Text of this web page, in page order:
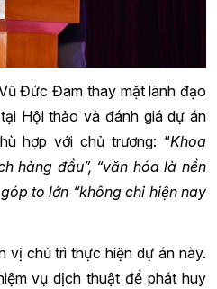
Đức Đam thay mặt lãnh đạo
Hội thảo và đánh giá dự án
hợp với chủ trương: “Khoa
hàng đầu”, “văn hóa là nền
to lớn “không chỉ hiện nay
vị chủ trì thực hiện dự án này.
vụ dịch thuật để phát huy